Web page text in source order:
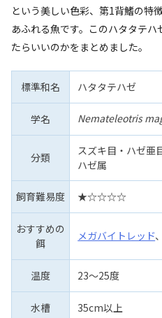
という美しい色彩、第1背鰭の特
あふれる魚です。このハタタテ
たらいいのかをまとめました。
標準和名 ハタタテハゼ
学名 Nemateleotris
分類
スズキ目・ハゼ亜
ハゼ属
飼育難易度 ★☆☆☆☆
おすすめの
餌
メガバイトレッド、
温度 23～25度
水槽 35cm以上